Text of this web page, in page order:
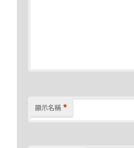
顯示名稱 *